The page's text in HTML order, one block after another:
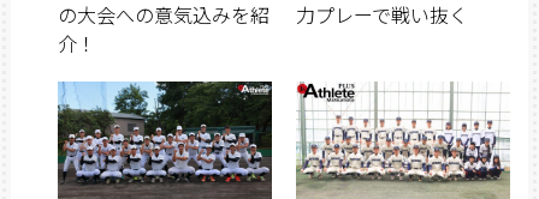
の大会への意気込みを紹
介！
力プレーで戦い抜く